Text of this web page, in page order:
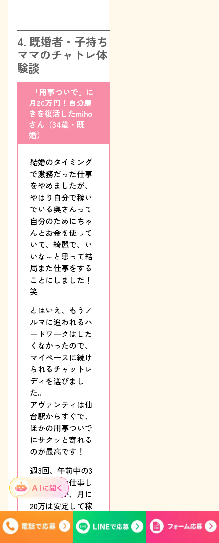
4. 既婚者・子持ち
ママのチャトレ体
験談
「用事ついで」に
月20万円！自分磨
きを復活したmiho
さん（34歳・既
婚）
結婚のタイミング
で激務だった仕事
をやめましたが、
やはり自分で稼い
でいる奥さんって
自分のためにちゃ
んとお金を使って
いて、綺麗で、い
いな～と思って結
局また仕事をする
ことにしました！
笑
とはいえ、もうノ
ルマに追われるハ
ードワークはした
くなかったので、
マイペースに続け
られるチャットレ
ディを選びまし
た。
アヴァンティは仙
台駅からすぐで、
ほかの用事ついで
にサクッと寄れる
のが最高です！
週3回、午前中の3
時間だけお仕事し
ていますが、月に
20万は安定して稼
げています。
もちろん、旦那に